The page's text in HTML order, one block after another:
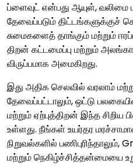
ப்ளைவுட் என்பது ஆயுள், வலிமை
தேவைப்படும் திட்டங்களுக்குச்
சுமைகளைத் தாங்கும் மற்றும்
திறன் கட்டமைப்பு மற்றும்
விருப்பமாக அமைகிறது.
இது அதிக செலவில் வரலாம்
தேவைப்பட்டாலும், ஒட்டு
மற்றும் ஏற்புத்திறன் இந்த
உள்ளது. நீங்கள் உயர்தர
நிறுவல்களில்
மற்றும் நெகிழ்ச்சித்தன்மையை